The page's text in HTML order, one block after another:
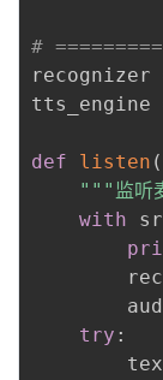
#
recognizer
tts_engine
def listen (
"""监听
with sr
try :